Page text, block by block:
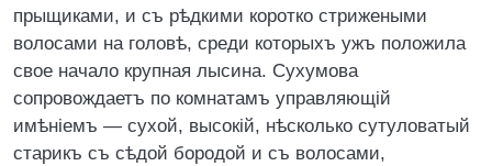
прыщиками, и съ рѣдкими коротко стрижеными
волосами на головѣ, среди которыхъ ужъ положила
свое начало крупная лысина. Сухумова
сопровождаетъ по комнатамъ управляющій
имѣніемъ — сухой, высокій, нѣсколько сутуловатый
старикъ съ сѣдой бородой и съ волосами,